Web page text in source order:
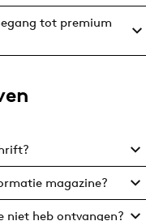
tot premium
magazine?
niet heb ontvangen?